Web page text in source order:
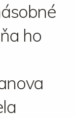
ho